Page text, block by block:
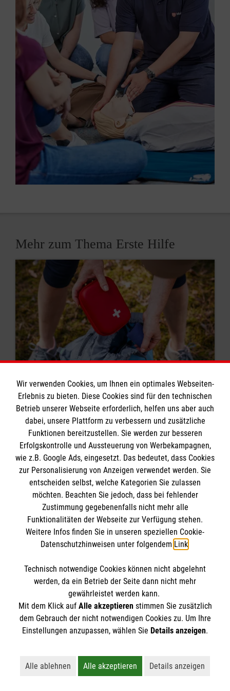
Mehr zum Thema Erste Hilfe
8 Erste-Hilfe-Mythen
Rund um das Thema Erste Hilfe kursieren viele
Mythen. Was stimmt? Was ist überholt? Wir
klären auf.
Erste Hilfe bei älteren Menschen
Mensch in Not gerät.
Wir verwenden Cookies, um Ihnen ein optimales Webseiten-
Erlebnis zu bieten. Diese Cookies sind für den technischen
Betrieb unserer Webseite erforderlich, helfen uns aber auch
dabei, unsere Plattform zu verbessern und zusätzliche
Funktionen bereitzustellen. Sie werden zur besseren
Erfolgskontrolle und Aussteuerung von Werbekampagnen,
wie z.B. Google Ads, eingesetzt. Das bedeutet, dass Cookies
zur Personalisierung von Anzeigen verwendet werden. Sie
entscheiden selbst, welche Kategorien Sie zulassen
möchten. Beachten Sie jedoch, dass bei fehlender
Zustimmung gegebenenfalls nicht mehr alle
Funktionalitäten der Webseite zur Verfügung stehen.
Weitere Infos finden Sie in unseren speziellen Cookie-
Datenschutzhinweisen unter folgendem Link.
Technisch notwendige Cookies können nicht abgelehnt
werden, da ein Betrieb der Seite dann nicht mehr
gewährleistet werden kann.
Mit dem Klick auf Alle akzeptierenstimmen Sie zusätzlich
dem Gebrauch der nicht notwendigen Cookies zu. Um Ihre
Einstellungen anzupassen, wählen Sie Details anzeigen.
Alle ablehnen
Lehnt alle nicht-essentiellen Cookies ab
Alle akzeptieren
Akzeptiert alle Cookies
Details anzeigen